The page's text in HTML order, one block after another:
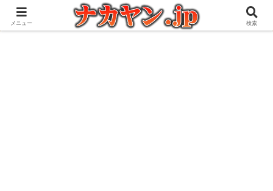
アウトドアとガジェット好きな管理人の愉快な日々を綴るブログ
メニュー 検索